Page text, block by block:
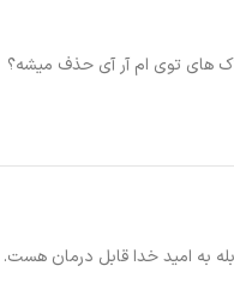
های توی ام آر آی حذف میشه؟
به امید خدا قابل درمان هست.